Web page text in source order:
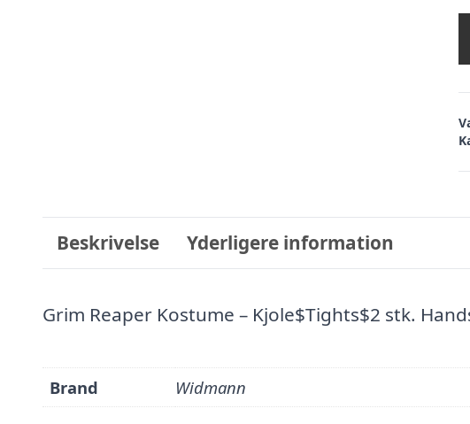
Beskrivelse Yderligere information
Grim Reaper Kostume – Kjole$Tights$2 stk.
Brand Widmann